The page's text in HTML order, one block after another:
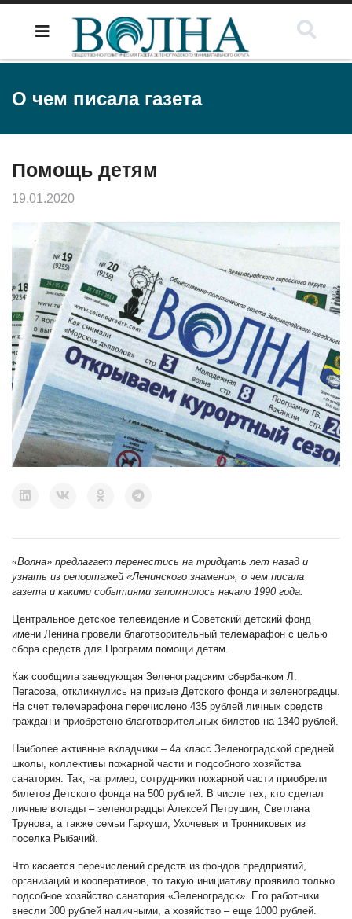
О чем писала газета
Помощь детям
19.01.2020
«Волна» предлагает перенестись на тридцать лет назад и
узнать из репортажей «Ленинского знамени», о чем писала
газета и какими событиями запомнилось начало 1990 года.
Центральное детское телевидение и Советский детский фонд
имени Ленина провели благотворительный телемарафон с целью
сбора средств для Программ помощи детям.
Как сообщила заведующая Зеленоградским сбербанком Л.
Пегасова, откликнулись на призыв Детского фонда и зеленоградцы.
На счет телемарафона перечислено 435 рублей личных средств
граждан и приобретено благотворительных билетов на 1340 рублей.
Наиболее активные вкладчики – 4а класс Зеленоградской средней
школы, коллективы пожарной части и подсобного хозяйства
санатория. Так, например, сотрудники пожарной части приобрели
билетов Детского фонда на 500 рублей. В числе тех, кто сделал
личные вклады – зеленоградцы Алексей Петрушин, Светлана
Трунова, а также семьи Гаркуши, Ухочевых и Тронниковых из
поселка Рыбачий.
Что касается перечислений средств из фондов предприятий,
организаций и кооперативов, то такую инициативу проявило только
подсобное хозяйство санатория «Зеленоградск». Его работники
внесли 300 рублей наличными, а хозяйство – еще 1000 рублей.